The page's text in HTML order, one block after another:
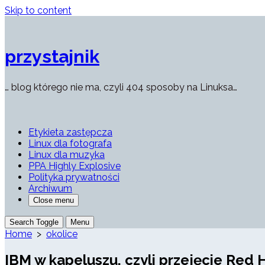
Skip to content
przystajnik
… blog którego nie ma, czyli 404 sposoby na Linuksa…
Etykieta zastępcza
Linux dla fotografa
Linux dla muzyka
PPA Highly Explosive
Polityka prywatności
Archiwum
Close menu
Search Toggle Menu
Home > okolice
IBM w kapeluszu, czyli przejęcie Red